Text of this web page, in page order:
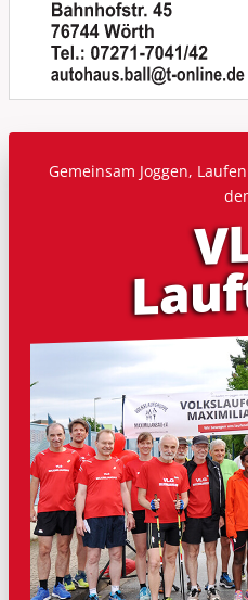
Gemeinsam Joggen,